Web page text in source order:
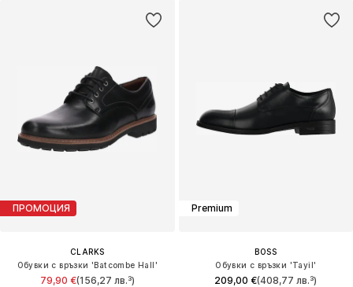
ПРОМОЦИЯ
CLARKS
Обувки с връзки 'Batcombe Hall'
79,90 €(156,27 лв.³)
Premium
BOSS
Обувки с връзки 'Tayil'
209,00 €(408,77 лв.³)